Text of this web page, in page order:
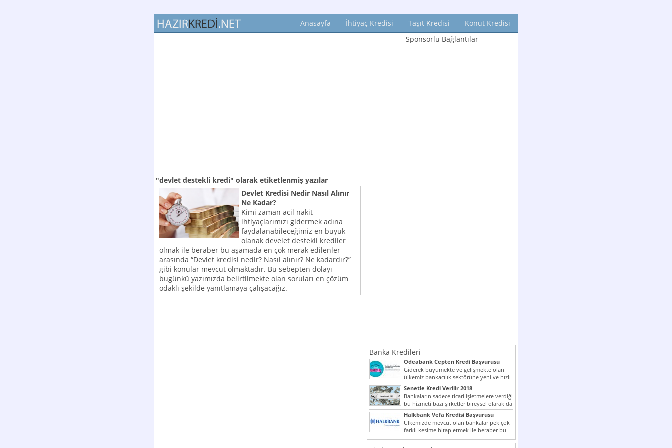
Anasayfa İhtiyaç Kredisi Taşıt Kredisi Konut Kredisi
"devlet destekli kredi" olarak etiketlenmiş yazılar
Devlet Kredisi Nedir Nasıl Alınır
Ne Kadar?
Kimi zaman acil nakit
ihtiyaçlarımızı gidermek adına
faydalanabileceğimiz en büyük
olanak develet destekli krediler
olmak ile beraber bu aşamada en çok merak edilenler
arasında “Devlet kredisi nedir? Nasıl alınır? Ne kadardır?”
gibi konular mevcut olmaktadır. Bu sebepten dolayı
bugünkü yazımızda belirtilmekte olan soruları en çözüm
odaklı şekilde yanıtlamaya çalışacağız.
Sponsorlu Bağlantılar
Banka Kredileri
Odeabank Cepten Kredi Başvurusu
KREDIM 8444
Giderek büyümekte ve gelişmekte olan
ülkemiz bankacılık sektörüne yeni ve hızlı
bir giriş yapmış olan...
Senetle Kredi Verilir 2018
Bankaların sadece ticari işletmelere verdiği
bu hizmeti bazı şirketler bireysel olarak da
vermektedir. Senetle kredi...
Halkbank Vefa Kredisi Başvurusu
Ülkemizde mevcut olan bankalar pek çok
farklı kesime hitap etmek ile beraber bu
noktada son...